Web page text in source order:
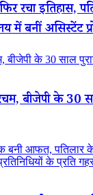
रचा इतिहास,
में बनीं असिस्टेंट
बीजेपी के 30 साल
बीजेपी के 30
आफत, पतिलार के
के प्रति